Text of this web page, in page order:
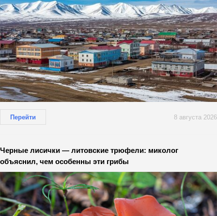
Перейти 8 августа 2026
Черные лисички — литовские трюфели: миколог
объяснил, чем особенны эти грибы